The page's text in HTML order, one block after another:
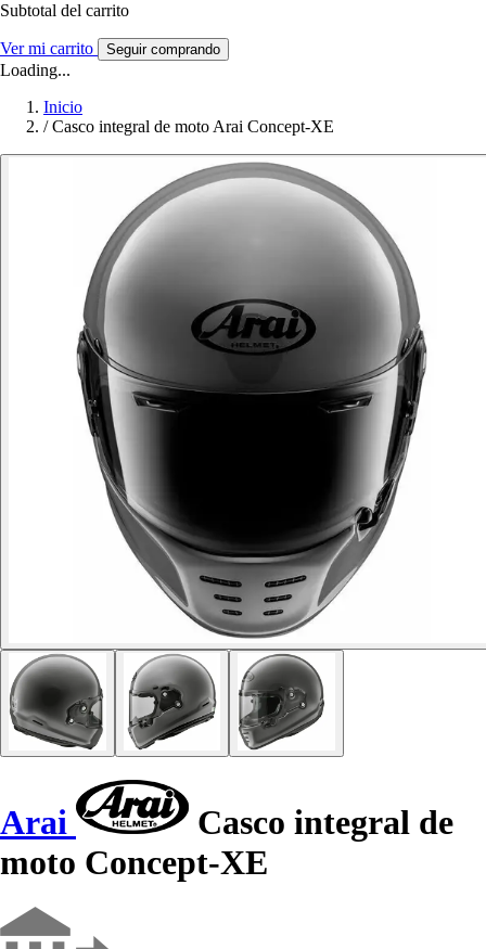
Subtotal del carrito
Ver mi carrito Seguir comprando
Loading...
Inicio
/ Casco integral de moto Arai Concept-XE
Arai
Casco integral de
moto Concept-XE